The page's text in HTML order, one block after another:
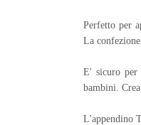
Perfetto per
La
​E' sicuro per
bambini.
L'appendino